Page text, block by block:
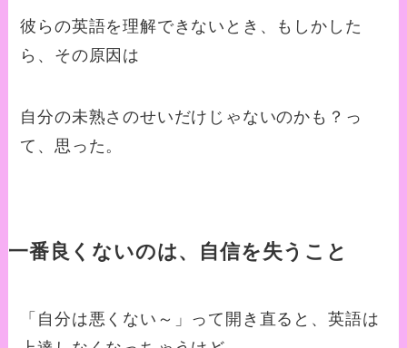
彼らの英語を理解できないとき、もしかした
ら、その原因は
自分の未熟さのせいだけじゃないのかも？っ
て、思った。
一番良くないのは、自信を失うこと
「自分は悪くない～」って開き直ると、英語は